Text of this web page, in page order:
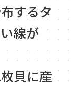
するタ
線が
貝に産